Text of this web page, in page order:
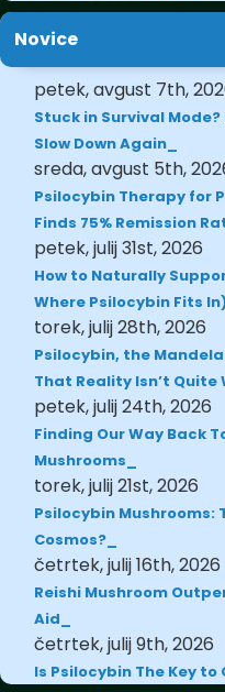
Novice
petek, avgust 7th,
Stuck in Survival Mode?
Slow Down Again
sreda, avgust 5th,
Psilocybin Therapy for
Finds 75% Remission
petek, julij 31st, 2026
How to Naturally
Where Psilocybin Fits
torek, julij 28th, 2026
Psilocybin, the
That Reality Isn’t Quite
petek, julij 24th, 2026
Finding Our Way Back
Mushrooms
torek, julij 21st, 2026
Psilocybin Mushrooms:
Cosmos?
četrtek, julij 16th, 2026
Reishi Mushroom
Aid
četrtek, julij 9th, 2026
Is Psilocybin The Key